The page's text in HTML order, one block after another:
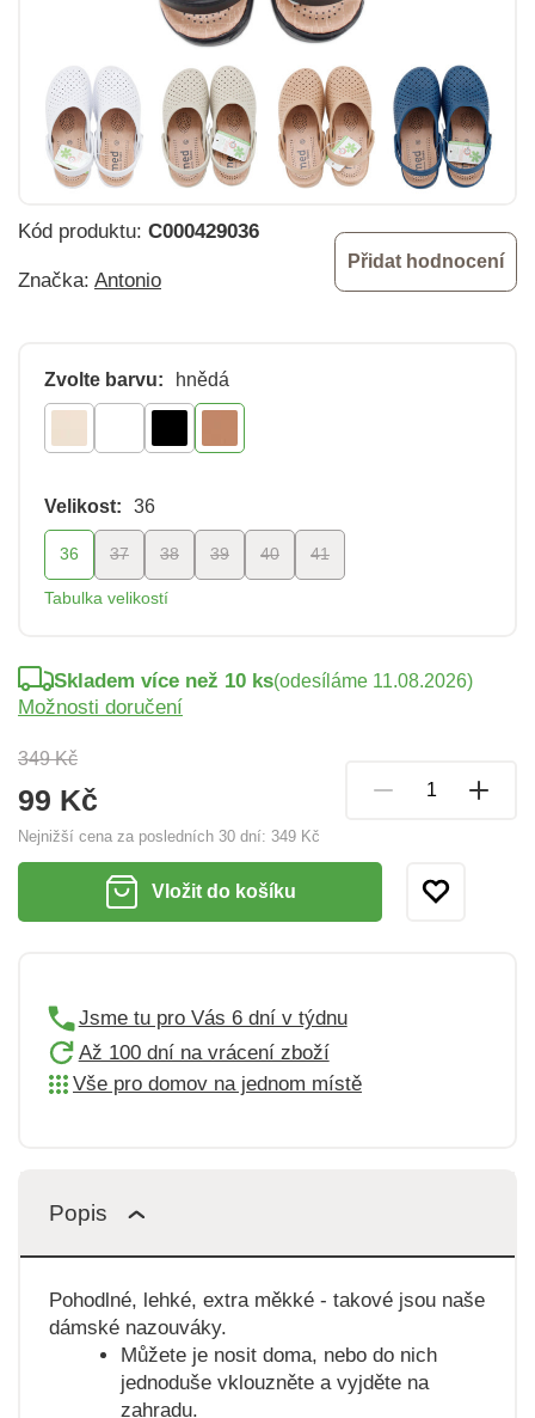
Kód produktu: C000429036
Značka: Antonio
Přidat hodnocení
Zvolte barvu: hnědá
Velikost: 36
36 37 38 39 40 41
Tabulka velikostí
349 Kč
99 Kč
Nejnižší cena za posledních 30 dní: 349 Kč
Skladem více než 10 ks(odesíláme 11.08.2026)
Možnosti doručení
Vložit do košíku
Jsme tu pro Vás 6 dní v týdnu
Až 100 dní na vrácení zboží
Vše pro domov na jednom místě
Popis
Pohodlné, lehké, extra měkké - takové jsou naše
dámské nazouváky.
Můžete je nosit doma, nebo do nich
jednoduše vklouzněte a vyjděte na
zahradu.